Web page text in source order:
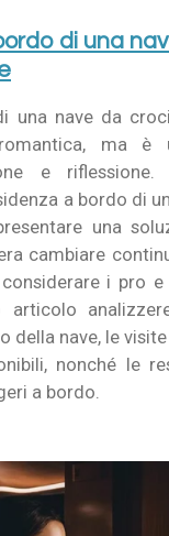
di una
una nave da
ma è
e
a bordo di
una
cambiare
i pro
articolo
della nave, le
nonché le
a bordo.